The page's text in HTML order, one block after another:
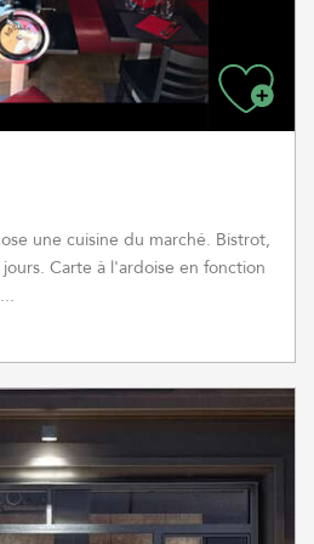
une cuisine du marché. Bistrot,
Carte à l'ardoise en fonction